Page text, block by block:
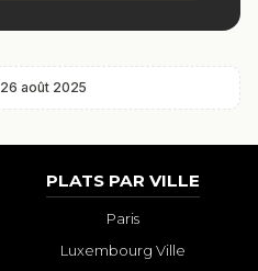
26 août 2025
PLATS PAR VILLE
Paris
Luxembourg Ville